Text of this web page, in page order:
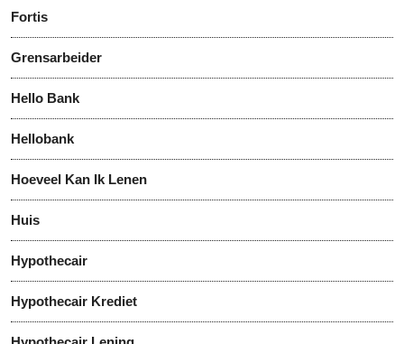
Fortis
Grensarbeider
Hello Bank
Hellobank
Hoeveel Kan Ik Lenen
Huis
Hypothecair
Hypothecair Krediet